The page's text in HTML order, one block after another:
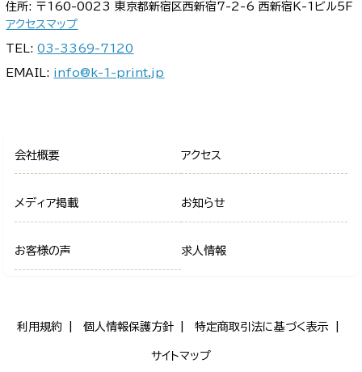
住所: 〒160-0023 東京都新宿区西新宿7-2-6 西新宿K-1ビル5F
アクセスマップ
TEL:03-3369-7120
EMAIL: info@k-1-print.jp
会社概要 アクセス
メディア掲載 お知らせ
お客様の声 求人情報
利用規約 個人情報保護方針 特定商取引法に基づく表示
サイトマップ